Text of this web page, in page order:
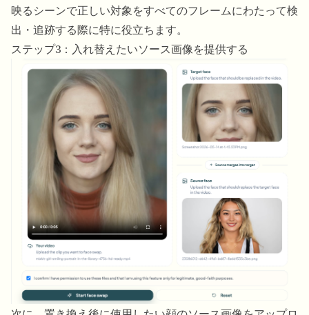
映るシーンで正しい対象をすべてのフレームにわたって検
出・追跡する際に特に役立ちます。
ステップ3：入れ替えたいソース画像を提供する